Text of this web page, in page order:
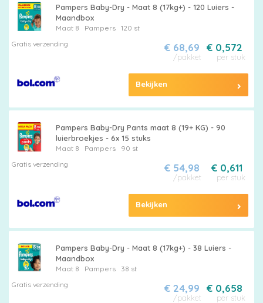
Pampers Baby-Dry - Maat 8 (17kg+) - 120 Luiers -
Maandbox
Maat 8 Pampers
120 st
Gratis verzending
€ 0,572
per stuk
€ 68,69
/pakket
Bekijken
Pampers Baby-Dry Pants maat 8 (19+ KG) - 90
luierbroekjes - 6x 15 stuks
Maat 8 Pampers
90 st
Gratis verzending
€ 0,611
per stuk
€ 54,98
/pakket
Bekijken
Pampers Baby-Dry - Maat 8 (17kg+) - 38 Luiers -
Maandbox
Maat 8 Pampers
38 st
Gratis verzending
€ 0,658
per stuk
€ 24,99
/pakket